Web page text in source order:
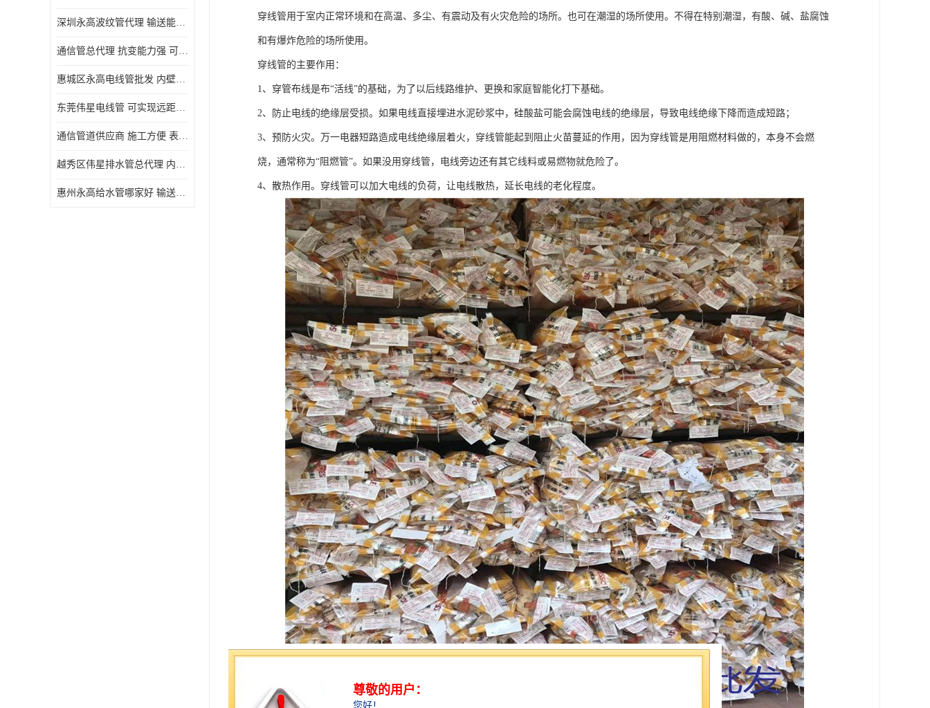
深圳永高波纹管代理 输送能力强 可以承受高温
通信管总代理 抗变能力强 可耐强震 扭曲
惠城区永高电线管批发 内壁光滑 抗震性能好
东莞伟星电线管 可实现远距离通信 频率稳定性好
通信管道供应商 施工方便 表面电阻系数大
越秀区伟星排水管总代理 内部表面光滑 大功率 效率高
惠州永高给水管哪家好 输送能力强 方便施工和运输
穿线管用于室内正常环境和在高温、多尘、有震动及有火灾危险的场所。也可在潮湿的场所使用。不得在特别潮湿，有酸、碱、盐腐蚀
和有爆炸危险的场所使用。
穿线管的主要作用：
1、穿管布线是布“活线”的基础，为了以后线路维护、更换和家庭智能化打下基础。
2、防止电线的绝缘层受损。如果电线直接埋进水泥砂浆中，硅酸盐可能会腐蚀电线的绝缘层，导致电线绝缘下降而造成短路；
3、预防火灾。万一电器短路造成电线绝缘层着火，穿线管能起到阻止火苗蔓延的作用，因为穿线管是用阻燃材料做的，本身不会燃
烧，通常称为“阻燃管”。如果没用穿线管，电线旁边还有其它线料或易燃物就危险了。
4、散热作用。穿线管可以加大电线的负荷，让电线散热，延长电线的老化程度。